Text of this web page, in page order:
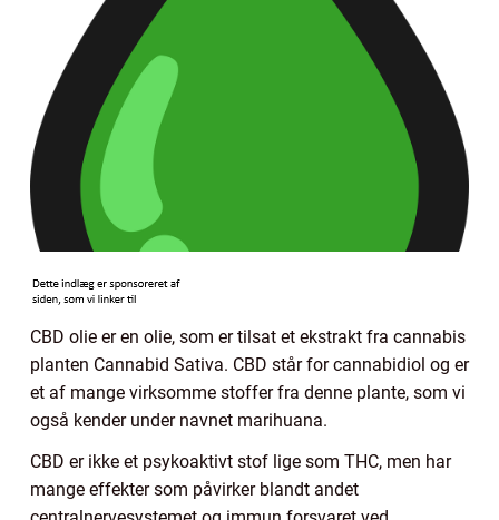
CBD olie er en olie, som er tilsat et ekstrakt fra cannabis
planten Cannabid Sativa. CBD står for cannabidiol og er
et af mange virksomme stoffer fra denne plante, som vi
også kender under navnet marihuana.
CBD er ikke et psykoaktivt stof lige som THC, men har
mange effekter som påvirker blandt andet